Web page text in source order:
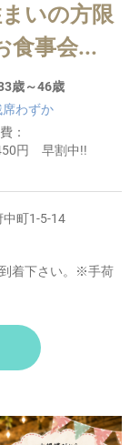
いの方限
食事会...
歳～46歳
わずか
：
円 早割中!!
町1-5-14
着下さい。※手荷